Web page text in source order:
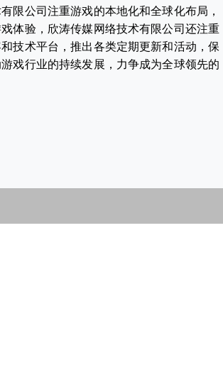
限公司注重游戏的本地化和全球化布局，
体验，欣涛传媒网络技术有限公司还注重
技术平台，推出各类定期更新和活动，保
戏行业的持续发展，力争成为全球领先的